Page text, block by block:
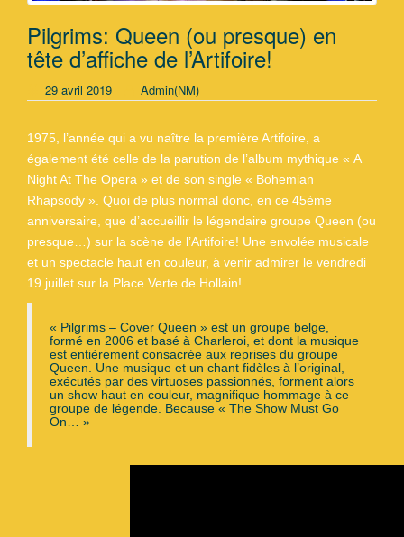
Pilgrims: Queen (ou presque) en
tête d’affiche de l’Artifoire!
29 avril 2019 Admin(NM)
1975, l’année qui a vu naître la première Artifoire, a
également été celle de la parution de l’album mythique « A
Night At The Opera » et de son single « Bohemian
Rhapsody ». Quoi de plus normal donc, en ce 45ème
anniversaire, que d’accueillir le légendaire groupe Queen (ou
presque…) sur la scène de l’Artifoire! Une envolée musicale
et un spectacle haut en couleur, à venir admirer le vendredi
19 juillet sur la Place Verte de Hollain!
« Pilgrims – Cover Queen » est un groupe belge,
formé en 2006 et basé à Charleroi, et dont la musique
est entièrement consacrée aux reprises du groupe
Queen. Une musique et un chant fidèles à l’original,
exécutés par des virtuoses passionnés, forment alors
un show haut en couleur, magnifique hommage à ce
groupe de légende. Because « The Show Must Go
On… »